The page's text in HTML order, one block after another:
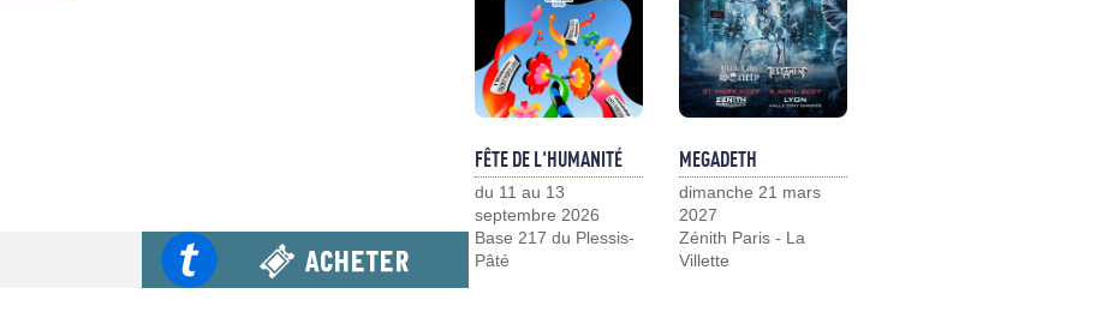
FÊTE DE L'HUMANITÉ
du 11 au 13
septembre 2026
Base 217 du Plessis-
Pâté
MEGADETH
dimanche 21 mars
2027
Zénith Paris - La
Villette